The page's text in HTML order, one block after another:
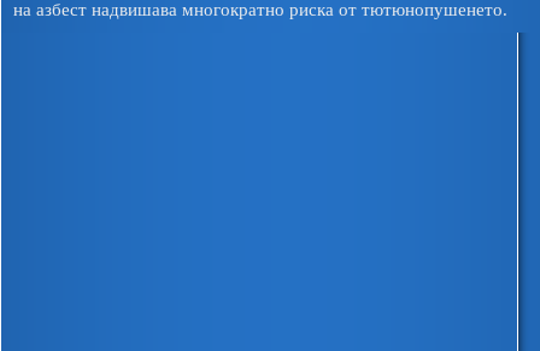
на азбест надвишава многократно риска от тютюнопушенето.